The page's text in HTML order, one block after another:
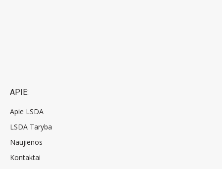
APIE:
Apie LSDA
LSDA Taryba
Naujienos
Kontaktai